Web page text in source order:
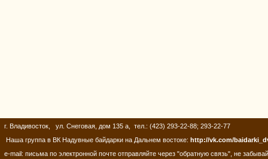
г. Владивосток, ул. Снеговая, дом 135 а, тел.: (423) 293-22-88; 293-22-77
Наша группа в ВК Надувные байдарки на Дальнем востоке: http://vk.com/
e-mail: письма по электронной почте отправляйте через "обратную связь", не